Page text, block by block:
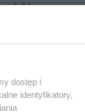
dostęp i
identyfikatory,